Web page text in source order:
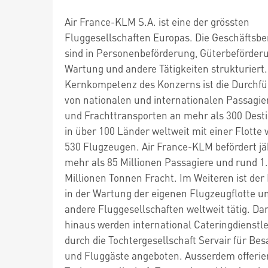
Air France-KLM S.A. ist eine der grössten
Fluggesellschaften Europas. Die
sind in Personenbeförderung,
Wartung und andere Tätigkeiten
Kernkompetenz des Konzerns ist die
von nationalen und internationalen
und Frachttransporten an mehr als 300
in über 100 Länder weltweit mit einer Flotte
530 Flugzeugen. Air France-KLM befördert
mehr als 85 Millionen Passagiere und rund
Millionen Tonnen Fracht. Im Weiteren ist der
in der Wartung der eigenen Flugzeugflotte
andere Fluggesellschaften weltweit tätig.
hinaus werden international
durch die Tochtergesellschaft Servair für
und Fluggäste angeboten. Ausserdem